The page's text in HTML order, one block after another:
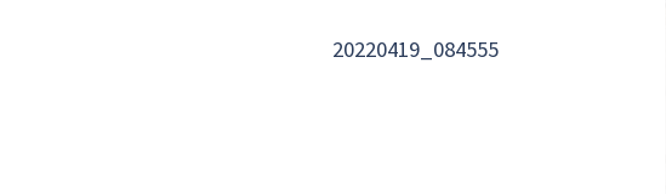
20220419_084555